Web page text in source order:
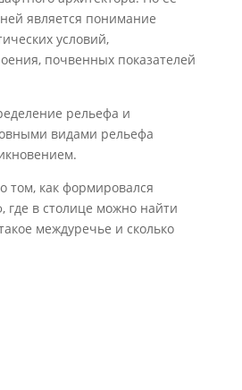
является понимание
условий,
почвенных показателей
рельефа и
видами рельефа
том, как формировался
где в столице можно найти
междуречье и сколько